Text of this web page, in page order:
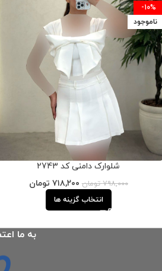
-10%
ناموجود
شلوارک دامنی کد 2743
۷۹۸,۰۰۰ تومان ۷۱۸,۲۰۰ تومان
انتخاب گزینه ها
به ما